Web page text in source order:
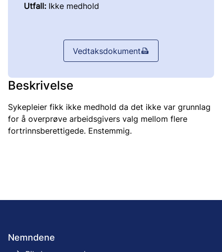
Utfall: Ikke medhold
Vedtaksdokument
Beskrivelse
Sykepleier fikk ikke medhold da det ikke var grunnlag
for å overprøve arbeidsgivers valg mellom flere
fortrinnsberettigede. Enstemmig.
Nemndene